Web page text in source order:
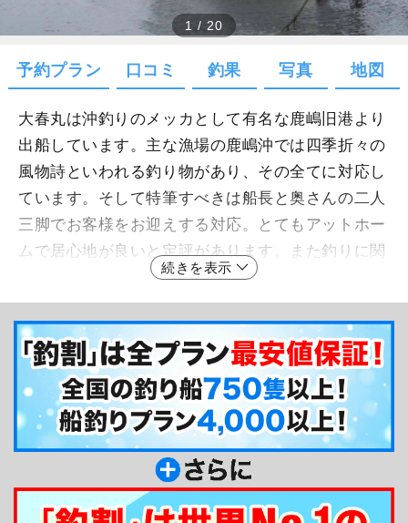
1 / 20
予約プラン 口コミ 釣果 写真 地図
大春丸は沖釣りのメッカとして有名な鹿嶋旧港より
出船しています。主な漁場の鹿嶋沖では四季折々の
風物詩といわれる釣り物があり、その全てに対応し
ています。そして特筆すべきは船長と奥さんの二人
三脚でお客様をお迎えする対応。とてもアットホー
ムで居心地が良いと定評があります。また釣りに関
しても助手の方が乗船され皆さんが快適に釣りがで
きるお手伝いをしてくれるので、初心者はもちろ
ん、女性やご家族連れの方にも高い支持を集めてい
ます。さらに貸し竿のサービスや無料で利用できる
素泊まり施設なども利便性の高さをうかがわせま
す。
釣り船からのメッセージ
沖釣りの醍醐味を味わえるヒラメ釣り、今年も大
物を釣らせます！鹿島沖の夜の風物詩である、食味
続きを表示